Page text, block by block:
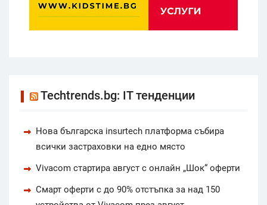
Techtrends.bg: IT тенденции
Нова българска insurtech платформа събира
всички застраховки на едно място
Vivacom стартира август с онлайн „Шок“ оферти
Смарт оферти с до 90% отстъпка за над 150